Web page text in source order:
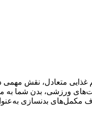
غذایی متعادل، نقش
ورزشی، بدن شما به
مکمل‌های بدنسازی